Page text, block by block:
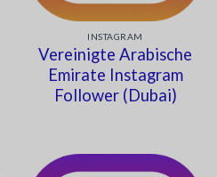
INSTAGRAM
Vereinigte Arabische
Emirate Instagram
Follower (Dubai)